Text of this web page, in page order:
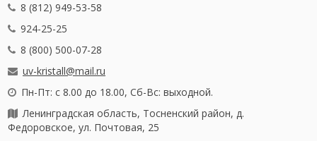
8 (812) 949-53-58
924-25-25
8 (800) 500-07-28
uv-kristall@mail.ru
Пн-Пт: с 8.00 до 18.00, Сб-Вс: выходной.
Ленинградская область, Тосненский район, д.
Федоровское, ул. Почтовая, 25